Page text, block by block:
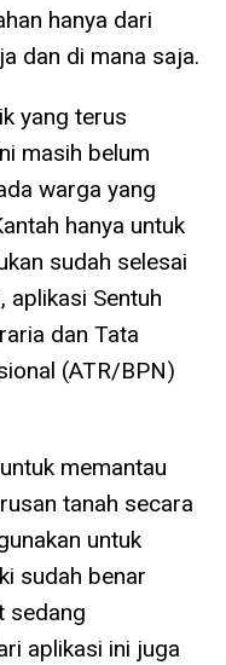
hanya dari
dan di mana saja.
yang terus
masih belum
warga yang
hanya untuk
sudah selesai
aplikasi Sentuh
dan Tata
(ATR/BPN)
memantau
tanah secara
untuk
sudah benar
sedang
aplikasi ini juga